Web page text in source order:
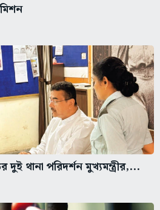
থানা পরিদর্শন মুখ্যমন্ত্রীর,...